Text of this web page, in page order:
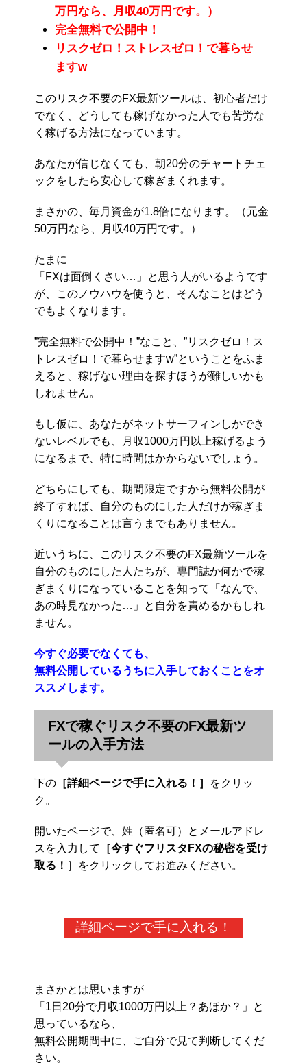
万円なら、月収40万円です。）
完全無料で公開中！
リスクゼロ！ストレスゼロ！で暮らせ
ますw
このリスク不要のFX最新ツールは、初心者だけ
でなく、どうしても稼げなかった人でも苦労な
く稼げる方法になっています。
あなたが信じなくても、朝20分のチャートチェ
ックをしたら安心して稼ぎまくれます。
まさかの、毎月資金が1.8倍になります。（元金
50万円なら、月収40万円です。）
たまに
「FXは面倒くさい…」と思う人がいるようです
が、このノウハウを使うと、そんなことはどう
でもよくなります。
”完全無料で公開中！”なこと、”リスクゼロ！ス
トレスゼロ！で暮らせますw”ということをふま
えると、稼げない理由を探すほうが難しいかも
しれません。
もし仮に、あなたがネットサーフィンしかでき
ないレベルでも、月収1000万円以上稼げるよう
になるまで、特に時間はかからないでしょう。
どちらにしても、期間限定ですから無料公開が
終了すれば、自分のものにした人だけが稼ぎま
くりになることは言うまでもありません。
近いうちに、このリスク不要のFX最新ツールを
自分のものにした人たちが、専門誌か何かで稼
ぎまくりになっていることを知って「なんで、
あの時見なかった…」と自分を責めるかもしれ
ません。
今すぐ必要でなくても、
無料公開しているうちに入手しておくことをオ
ススメします。
FXで稼ぐリスク不要のFX最新ツ
ールの入手方法
下の ［詳細ページで手に入れる！］
をクリッ
ク。
開いたページで、姓（匿名可）とメールアドレ
スを入力して
［今すぐフリスタFXの秘密を受け
取る！］
をクリックしてお進みください。
詳細ページで手に入れる！
まさかとは思いますが
「1日20分で月収1000万円以上？あほか？」と
思っているなら、
無料公開期間中に、ご自分で見て判断してくだ
さい。